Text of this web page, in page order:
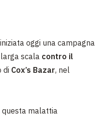
oggi una campagna
scala contro il
di Cox’s Bazar, nel
questa malattia